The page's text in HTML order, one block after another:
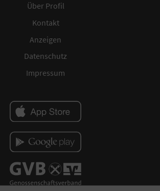
Über Profil
Kontakt
Anzeigen
Datenschutz
Impressum